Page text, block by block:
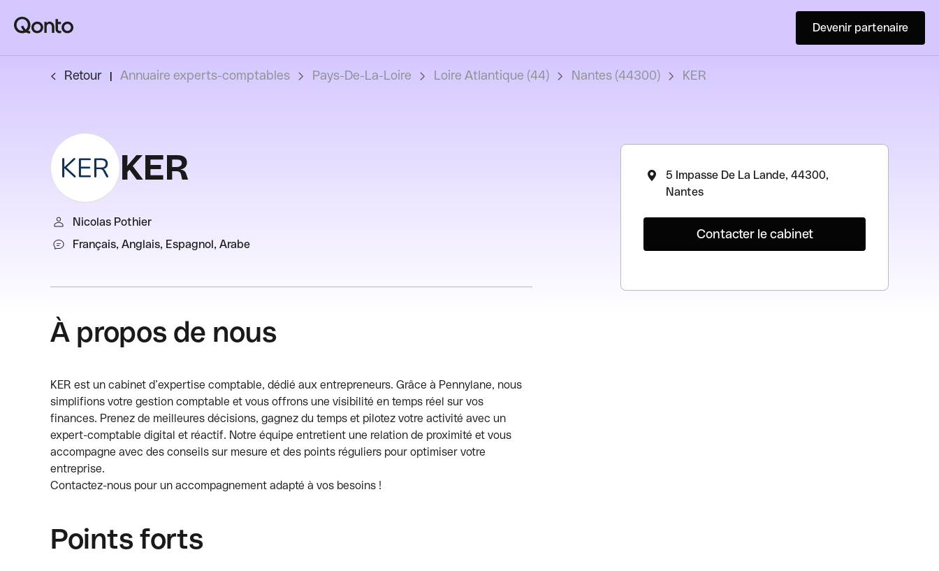
Devenir partenaire
Retour Annuaire experts-comptables Pays-De-La-Loire Loire Atlantique (44) Nantes (44300) KER
KER
Nicolas Pothier
Français, Anglais, Espagnol, Arabe
À propos de nous
KER est un cabinet d’expertise comptable, dédié aux entrepreneurs. Grâce à Pennylane, nous
simplifions votre gestion comptable et vous offrons une visibilité en temps réel sur vos
finances. Prenez de meilleures décisions, gagnez du temps et pilotez votre activité avec un
expert-comptable digital et réactif. Notre équipe entretient une relation de proximité et vous
accompagne avec des conseils sur mesure et des points réguliers pour optimiser votre
entreprise.
Contactez-nous pour un accompagnement adapté à vos besoins !
Points forts
5 Impasse De La Lande, 44300,
Nantes
Contacter le cabinet